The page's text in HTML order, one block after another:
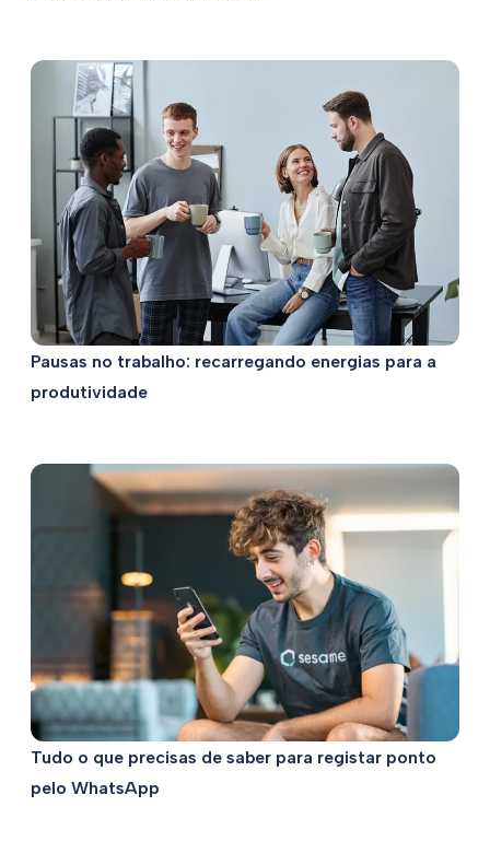
Pausas no trabalho: recarregando energias para a
produtividade
Tudo o que precisas de saber para registar ponto
pelo WhatsApp